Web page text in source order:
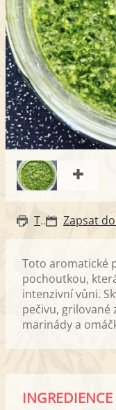
Tisk
Toto aromatické
pochoutkou,
intenzivní vůni.
pečivu, grilované
marinády a
INGREDIENCE